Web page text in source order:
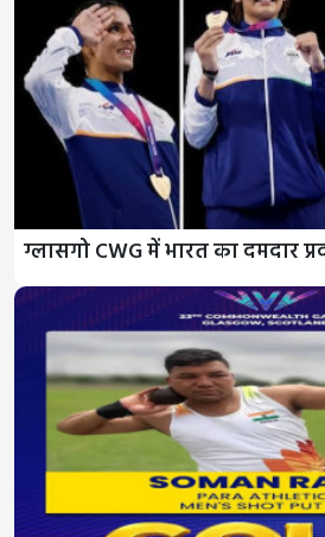
ग्लासगो CWG में भारत का दमदार